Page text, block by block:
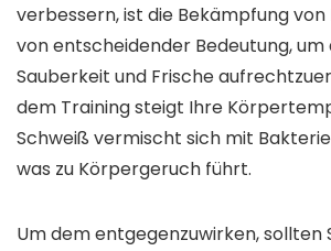
verbessern, ist die Bekämpfung
von entscheidender Bedeutung, um
Sauberkeit und Frische
dem Training steigt Ihre
Schweiß vermischt sich mit
was zu Körpergeruch führt.
Um dem entgegenzuwirken, sollten